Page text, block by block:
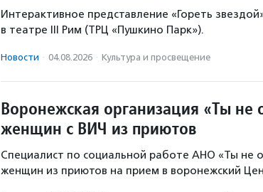
Интерактивное представление «Гореть
в театре III Рим (ТРЦ «Пушкино Парк»).
Новости · 04.08.2026 · Культура и просвещение
Воронежская организация «Ты не
женщин с ВИЧ из приютов
Специалист по социальной работе АНО «Ты не
женщин из приютов на прием в воронежский